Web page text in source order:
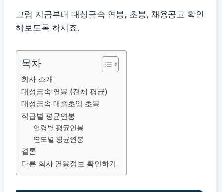
그럼 지금부터 대성금속 연봉, 초봉, 채용공고 확인
해보도록 하시죠.
목차
회사 소개
대성금속 연봉 (전체 평균)
대성금속 대졸초임 초봉
직급별 평균연봉
연령별 평균연봉
연도별 평균연봉
결론
다른 회사 연봉정보 확인하기